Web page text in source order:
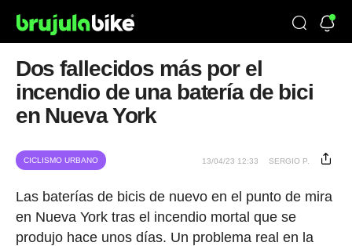
Dos fallecidos más por el
incendio de una batería de bici
en Nueva York
CICLISMO URBANO 13/04/23 12:33 SERGIO P.
Las baterías de bicis de nuevo en el punto de mira
en Nueva York tras el incendio mortal que se
produjo hace unos días. Un problema real en la